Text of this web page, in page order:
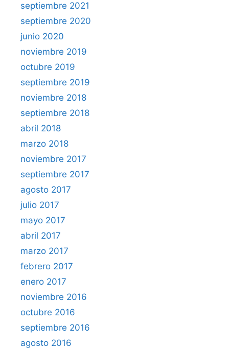
septiembre 2021
septiembre 2020
junio 2020
noviembre 2019
octubre 2019
septiembre 2019
noviembre 2018
septiembre 2018
abril 2018
marzo 2018
noviembre 2017
septiembre 2017
agosto 2017
julio 2017
mayo 2017
abril 2017
marzo 2017
febrero 2017
enero 2017
noviembre 2016
octubre 2016
septiembre 2016
agosto 2016